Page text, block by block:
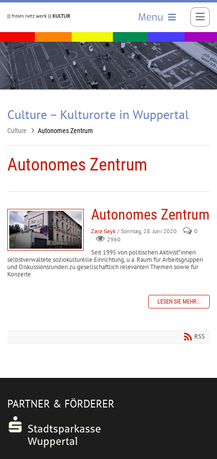
Menu
Culture – Kulturorte in Wuppertal
Culture Autonomes Zentrum
Autonomes Zentrum
Autonomes Zentrum
Zara Gayk / Sonntag, 28. Juni 2020
0
2960
Seit 1995 von politischen Aktivist*innen
selbstverwaltete soziokulturelle Einrichtung, u.a. Raum für Arbeitsgruppen
und Diskussionsrunden zu gesellschaftlich relevanten Themen sowie für
Konzerte
LESEN SIE MEHR...
RSS
PARTNER & FÖRDERER